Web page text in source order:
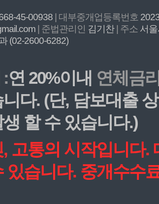
45-00938 | 대부중개업등록번호
| 준법관리인 김기찬 | 주소 서
(02-2600-6282)
:연 20%이내 연체금
다. (단, 담보대출
할 수 있습니다.)
고통의 시작입니다.
있습니다. 중개수수